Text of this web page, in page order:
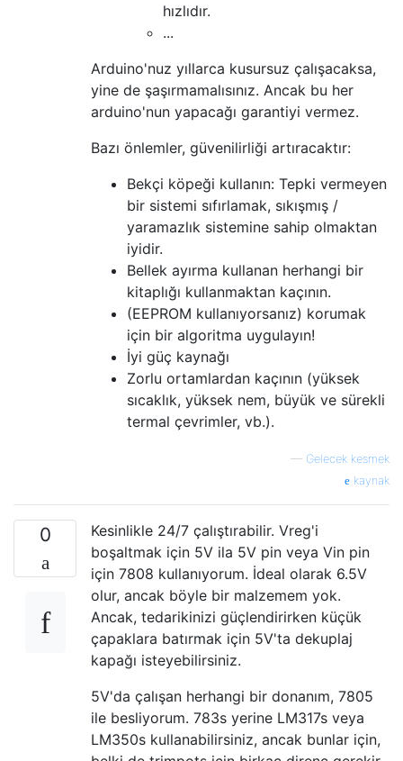
hızlıdır.
...
Arduino'nuz yıllarca kusursuz çalışacaksa,
yine de şaşırmamalısınız. Ancak bu her
arduino'nun yapacağı garantiyi vermez.
Bazı önlemler, güvenilirliği artıracaktır:
Bekçi köpeği kullanın: Tepki vermeyen
bir sistemi sıfırlamak, sıkışmış /
yaramazlık sistemine sahip olmaktan
iyidir.
Bellek ayırma kullanan herhangi bir
kitaplığı kullanmaktan kaçının.
(EEPROM kullanıyorsanız) korumak
için bir algoritma uygulayın!
İyi güç kaynağı
Zorlu ortamlardan kaçının (yüksek
sıcaklık, yüksek nem, büyük ve sürekli
termal çevrimler, vb.).
— Gelecek kesmek
kaynak
0
Kesinlikle 24/7 çalıştırabilir. Vreg'i
boşaltmak için 5V ila 5V pin veya Vin pin
için 7808 kullanıyorum. İdeal olarak 6.5V
olur, ancak böyle bir malzemem yok.
Ancak, tedarikinizi güçlendirirken küçük
çapaklara batırmak için 5V'ta dekuplaj
kapağı isteyebilirsiniz.
5V'da çalışan herhangi bir donanım, 7805
ile besliyorum. 783s yerine LM317s veya
LM350s kullanabilirsiniz, ancak bunlar için,